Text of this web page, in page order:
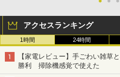
アクセスランキング
1時間 24時間
【家電レビュー】手ごわい雑草
勝利 掃除機感覚で使えた